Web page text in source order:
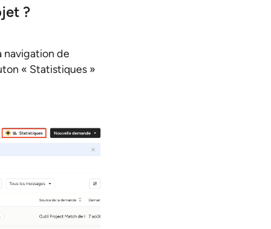
?
navigation de
« Statistiques »